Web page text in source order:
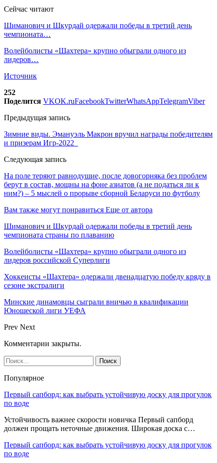
Сейчас читают
Шиманович и Шкурдай одержали победы в третий день
чемпионата…
Волейболисты «Шахтера» крупно обыграли одного из
лидеров…
Источник
252
Поделится VKOK.ruFacebookTwitterWhatsAppTelegramViber
Предыдущая запись
Зимние виды. Эмануэль Макрон вручил награды победителям
и призерам Игр-2022
Следующая запись
На поле теряют равнодушие, после довогорняка без проблем
берут в состав, мощны на фоне азиатов (а не податься ли к
ним?) – 5 мыслей о прорыве сборной Беларуси по футболу
Вам также могут понравиться Еще от автора
Шиманович и Шкурдай одержали победы в третий день
чемпионата страны по плаванию
Волейболисты «Шахтера» крупно обыграли одного из
лидеров российской Суперлиги
Хоккеисты «Шахтера» одержали двенадцатую победу кряду в
сезоне экстралиги
Минские динамовцы сыграли вничью в квалификации
Юношеской лиги УЕФА
Prev Next
Комментарии закрыты.
Популярное
Первый сапборд: как выбрать устойчивую доску для прогулок
по воде
Устойчивость важнее скорости новичка Первый сапборд
должен прощать неточные движения. Широкая доска с…
Первый сапборд: как выбрать устойчивую доску для прогулок
по воде